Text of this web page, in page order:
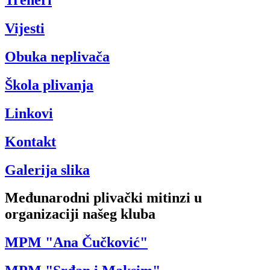
Vijesti
Obuka neplivača
Škola plivanja
Linkovi
Kontakt
Galerija slika
Međunarodni plivački mitinzi u
organizaciji našeg kluba
MPM "Ana Čučković"